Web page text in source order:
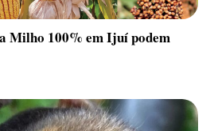
Milho 100% em Ijuí podem